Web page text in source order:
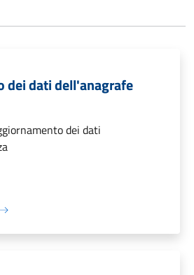
dei dati dell'anagrafe
dei dati